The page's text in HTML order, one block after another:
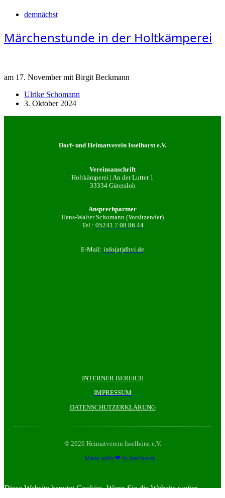
demnächst
Märchenstunde in der Holtkämperei
am 17. November mit Birgit Beckmann
Ulrike Schomann
3. Oktober 2024
Dorf- und Heimatverein Isselhorst e.V.
Vereinsanschrift
Holtkämperei | An der Lutter 1
33334 Gütersloh
Ansprechpartner
Hans-Walter Schomann (Vorsitzender)
Tel : 05241.7 08 86 44
E-Mail: info(at)dhvi.de
INTERNER BEREICH
IMPRESSUM
DATENSCHUTZERKLÄRUNG
© 2026 Heimatverein Isselhorst e.V.
Made with ❤ in Isselhorst
Diese Website benutzt Cookies. Wenn Sie die Website weiter